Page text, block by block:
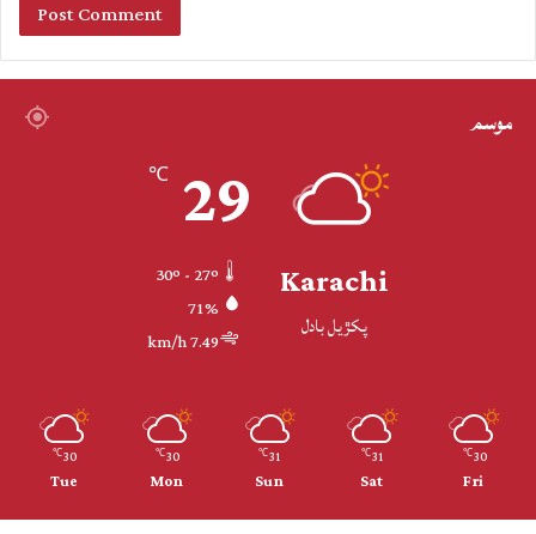
موسم
Karachi
پکڙيل بادل
29
℃
71%
7.49 km/h
30
℃
Fri
31
℃
Sat
31
℃
Sun
30
℃
Mon
30
℃
Tue